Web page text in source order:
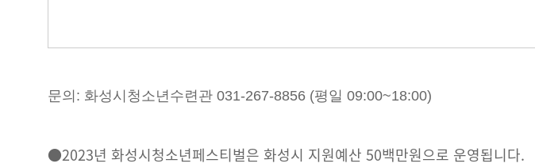
문의: 화성시청소년수련관 031-267-8856 (평일 09:00~18:00)
●2023년 화성시청소년페스티벌은 화성시 지원예산 50백만원으로 운영됩니다.